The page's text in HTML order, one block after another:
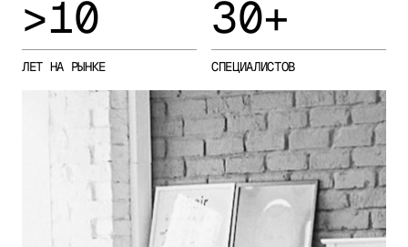
>10
ЛЕТ НА РЫНКЕ
30+
СПЕЦИАЛИСТОВ